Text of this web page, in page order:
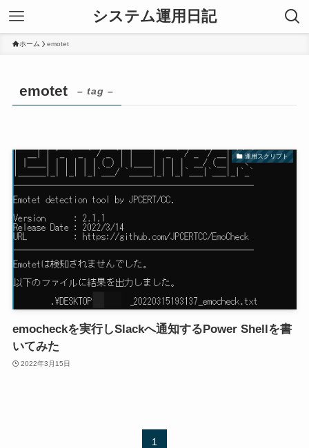
システム運用日記
ホーム emotet
emotet – tag –
運用スクリプト
emocheckを実行しSlackへ通知するPower Shellを書
いてみた
2022年3月15日
1